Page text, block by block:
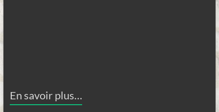
En savoir plus…